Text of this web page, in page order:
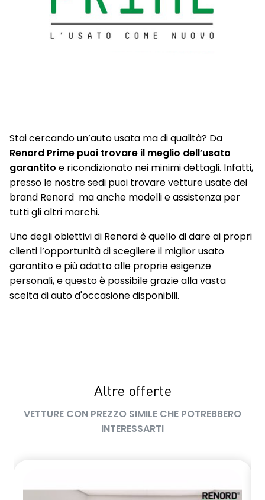
Stai cercando un’auto usata ma di qualità? Da
Renord Prime puoi trovare il meglio dell’usato
garantito e ricondizionato nei minimi dettagli. Infatti,
presso le nostre sedi puoi trovare vetture usate dei
brand Renord ma anche modelli e assistenza per
tutti gli altri marchi.
Uno degli obiettivi di Renord è quello di dare ai propri
clienti l’opportunità di scegliere il miglior usato
garantito e più adatto alle proprie esigenze
personali, e questo è possibile grazie alla vasta
scelta di auto d'occasione disponibili.
Altre offerte
VETTURE CON PREZZO SIMILE CHE POTREBBERO
INTERESSARTI